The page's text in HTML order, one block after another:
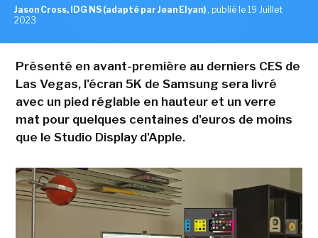
Jason Cross, IDG NS (adapté par Jean Elyan) , publié le 19 Juillet
2023
Présenté en avant-première au derniers CES de
Las Vegas, l'écran 5K de Samsung sera livré
avec un pied réglable en hauteur et un verre
mat pour quelques centaines d'euros de moins
que le Studio Display d'Apple.